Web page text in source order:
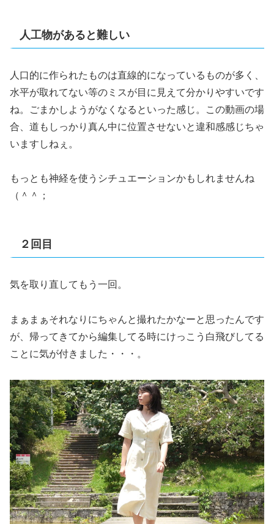
人工物があると難しい
人口的に作られたものは直線的になっているものが多く、
水平が取れてない等のミスが目に見えて分かりやすいです
ね。ごまかしようがなくなるといった感じ。この動画の場
合、道もしっかり真ん中に位置させないと違和感感じちゃ
いますしねぇ。
もっとも神経を使うシチュエーションかもしれませんね
（＾＾；
２回目
気を取り直してもう一回。
まぁまぁそれなりにちゃんと撮れたかなーと思ったんです
が、帰ってきてから編集してる時にけっこう白飛びしてる
ことに気が付きました・・・。